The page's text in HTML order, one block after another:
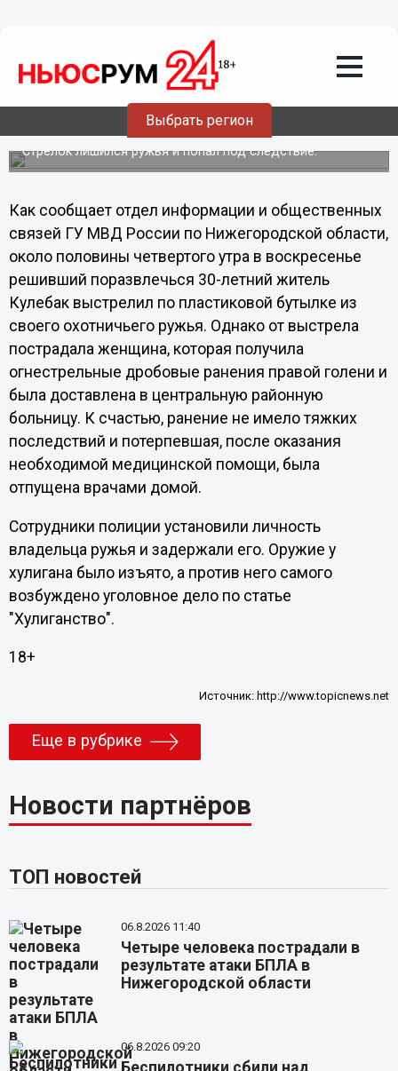
Выбрать регион
Житель Кулебак, стреляя по
пластиковым бутылкам, ранил
Стрелок лишился ружья и попал под следствие.
Как сообщает отдел информации и общественных
связей ГУ МВД России по Нижегородской области,
около половины четвертого утра в воскресенье
решивший поразвлечься 30-летний житель
Кулебак выстрелил по пластиковой бутылке из
своего охотничьего ружья. Однако от выстрела
пострадала женщина, которая получила
огнестрельные дробовые ранения правой голени и
была доставлена в центральную районную
больницу. К счастью, ранение не имело тяжких
последствий и потерпевшая, после оказания
необходимой медицинской помощи, была
отпущена врачами домой.
Сотрудники полиции установили личность
владельца ружья и задержали его. Оружие у
хулигана было изъято, а против него самого
возбуждено уголовное дело по статье
"Хулиганство".
18+
Источник: http://www.topicnews.net
Еще в рубрике
Новости партнёров
ТОП новостей
06.8.2026 11:40
Четыре человека пострадали в
результате атаки БПЛА в
Нижегородской области
06.8.2026 09:20
Беспилотники сбили над